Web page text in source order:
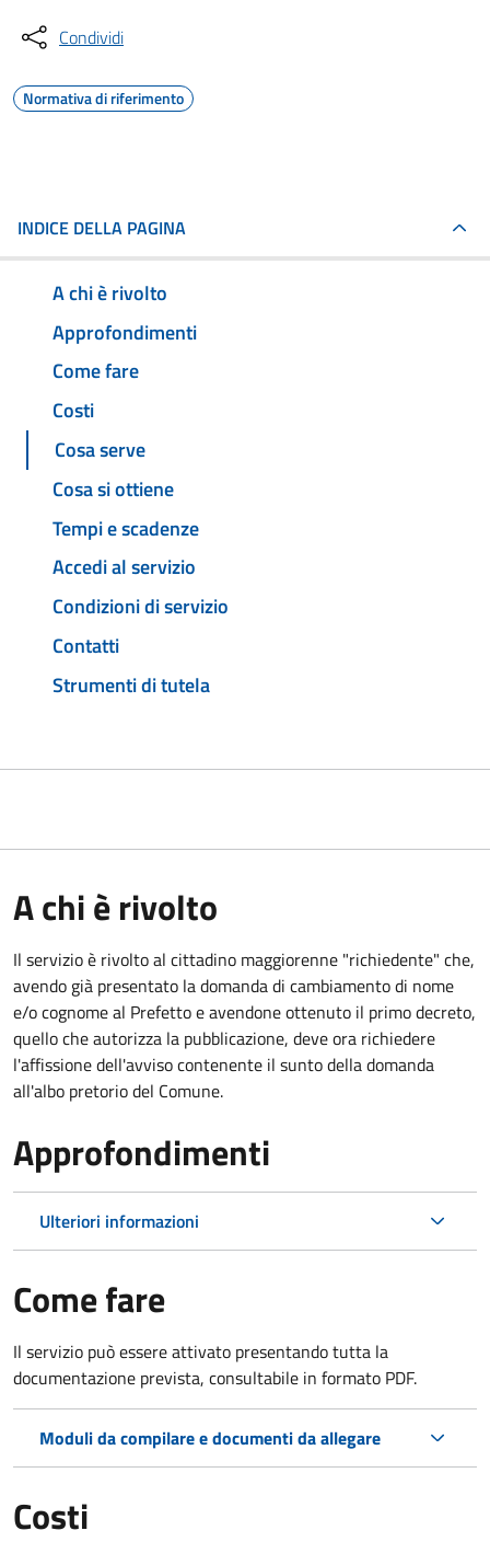
Condividi
Normativa di riferimento
INDICE DELLA PAGINA
A chi è rivolto
Approfondimenti
Come fare
Costi
Cosa serve
Cosa si ottiene
Tempi e scadenze
Accedi al servizio
Condizioni di servizio
Contatti
Strumenti di tutela
A chi è rivolto
Il servizio è rivolto al cittadino maggiorenne "richiedente" che,
avendo già presentato la domanda di cambiamento di nome
e/o cognome al Prefetto e avendone ottenuto il primo decreto,
quello che autorizza la pubblicazione, deve ora richiedere
l'affissione dell'avviso contenente il sunto della domanda
all'albo pretorio del Comune.
Approfondimenti
Ulteriori informazioni
Come fare
Il servizio può essere attivato presentando tutta la
documentazione prevista, consultabile in formato PDF.
Moduli da compilare e documenti da allegare
Costi